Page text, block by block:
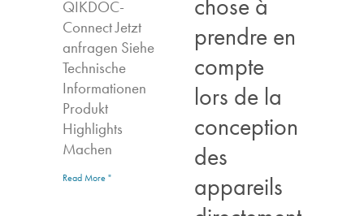
QIKDOC-
Connect Jetzt
anfragen​ Siehe
Technische
Informationen
Produkt
Highlights​
Machen
Read More "
chose à
prendre en
compte
lors de la
conception
des
appareils